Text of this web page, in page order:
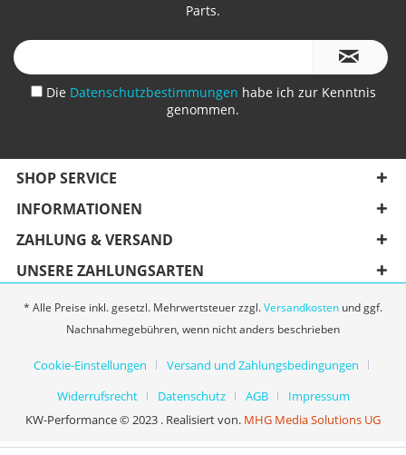
Parts.
Die Datenschutzbestimmungen habe ich zur Kenntnis
genommen.
SHOP SERVICE
INFORMATIONEN
ZAHLUNG & VERSAND
UNSERE ZAHLUNGSARTEN
* Alle Preise inkl. gesetzl. Mehrwertsteuer zzgl.Versandkosten und ggf.
Nachnahmegebühren, wenn nicht anders beschrieben
Cookie-Einstellungen
Versand und Zahlungsbedingungen
Widerrufsrecht
Datenschutz AGB
Impressum
KW-Performance © 2023 . Realisiert von. MHG Media Solutions UG